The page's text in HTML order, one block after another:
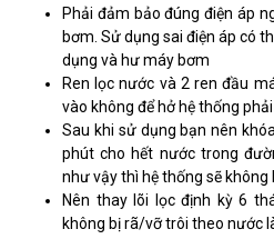
Phải đảm bảo đúng điện áp
bơm. Sử dụng sai điện áp có
dụng và hư máy bơm
Ren lọc nước và 2 ren đầu
vào không để hở hệ thống
Sau khi sử dụng bạn nên
phút cho hết nước trong
như vậy thì hệ thống sẽ không
Nên thay lõi lọc định kỳ 6
không bị rã/vỡ trôi theo nước